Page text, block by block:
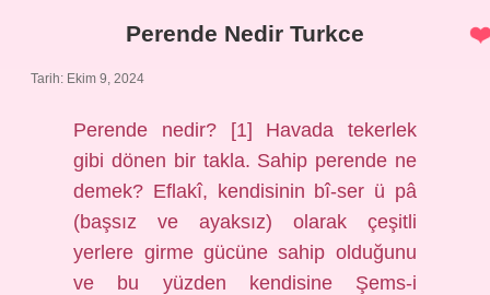
Perende Nedir Turkce
Tarih: Ekim 9, 2024
Perende nedir? [1] Havada tekerlek
gibi dönen bir takla. Sahip perende ne
demek? Eflakî, kendisinin bî-ser ü pâ
(başsız ve ayaksız) olarak çeşitli
yerlere girme gücüne sahip olduğunu
ve bu yüzden kendisine Şems-i